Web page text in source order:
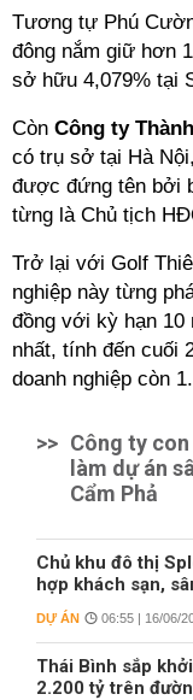
Tương tự Phú
đông nắm giữ hơn
sở hữu 4,079% tại
Còn Công ty
có trụ sở tại Hà
được đứng tên bởi
từng là Chủ tịch
Trở lại với Golf
nghiệp này từng
đồng với kỳ hạn 10
nhất, tính đến cuối
doanh nghiệp còn
>> Công ty
làm dự án
Cẩm Phả
Chủ khu đô thị
hợp khách sạn,
DỰ ÁN 06:55 | 16/06/
Thái Bình sắp
2.200 tỷ trên